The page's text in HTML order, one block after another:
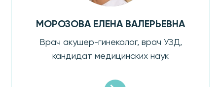
МОРОЗОВА ЕЛЕНА ВАЛЕРЬЕВНА
Врач акушер-гинеколог, врач УЗД,
кандидат медицинских наук